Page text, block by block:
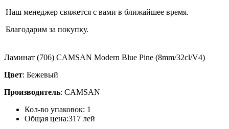
Наш менеджер свяжется с вами в ближайшее время.
Благодарим за покупку.
Ламинат (706) CAMSAN Modern Blue Pine (8mm/32cl/V4)
Цвет: Бежевый
Производитель: CAMSAN
Кол-во упаковок: 1
Общая цена:317 лей